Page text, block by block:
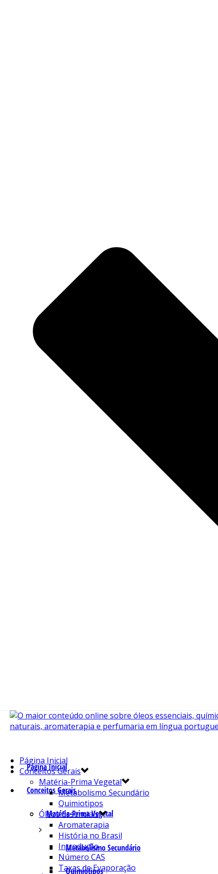
Página Inicial
Conceitos Gerais
Matéria-Prima Vegetal
Metabolismo Secundário
Quimiotipos
Página Inicial
Conceitos Gerais
Matéria-Prima Vegetal
Metabolismo Secundário
Quimiotipos
Óleos Essenciais
Aromaterapia
História no Brasil
Introdução
Número CAS
Taxas de Evaporação